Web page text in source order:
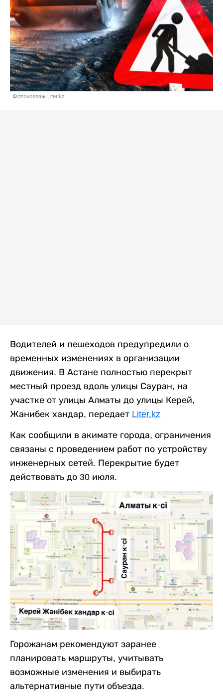
Фотоколлаж Liter.kz
Водителей и пешеходов предупредили о
временных изменениях в организации
движения. В Астане полностью перекрыт
местный проезд вдоль улицы Сауран, на
участке от улицы Алматы до улицы Керей,
Жанибек хандар, передает Liter.kz
Как сообщили в акимате города, ограничения
связаны с проведением работ по устройству
инженерных сетей. Перекрытие будет
действовать до 30 июля.
Горожанам рекомендуют заранее
планировать маршруты, учитывать
возможные изменения и выбирать
альтернативные пути объезда.